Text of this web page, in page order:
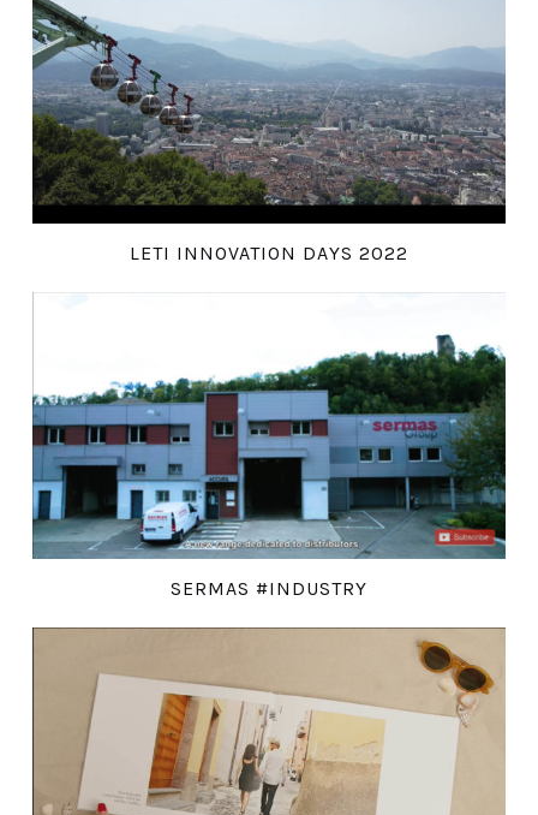
LETI INNOVATION DAYS 2022
SERMAS #INDUSTRY